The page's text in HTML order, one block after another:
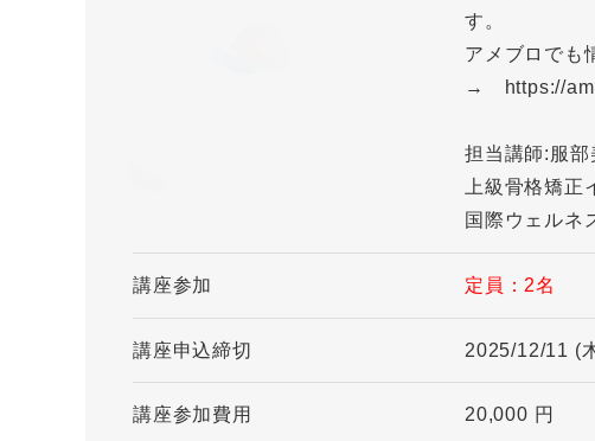
す。
アメブロでも
→ https://
担当講師:服部
上級骨格矯正
国際ウェルネ
講座参加 定員：2名
講座申込締切 2025/12/11 (
講座参加費用 20,000 円